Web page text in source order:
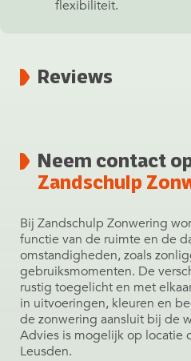
flexibiliteit.
Reviews
Neem contact
Zandschulp
Bij Zandschulp Zonwering
functie van de ruimte en de
omstandigheden, zoals
gebruiksmomenten. De
rustig toegelicht en met
in uitvoeringen, kleuren en
de zonwering aansluit bij de
Advies is mogelijk op locatie
Leusden.